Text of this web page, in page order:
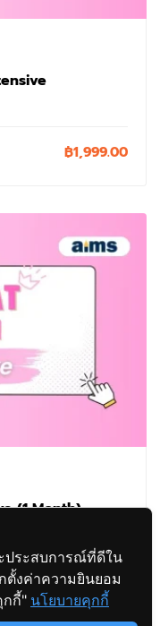
฿1,999.00
(1 Month)
฿1,999.00฿1,499.00
ถามข้อมูล
ประสบการณ์ที่ดีใน
ตั้งค่าความยินยอม
กกี้" นโยบายคุกกี้